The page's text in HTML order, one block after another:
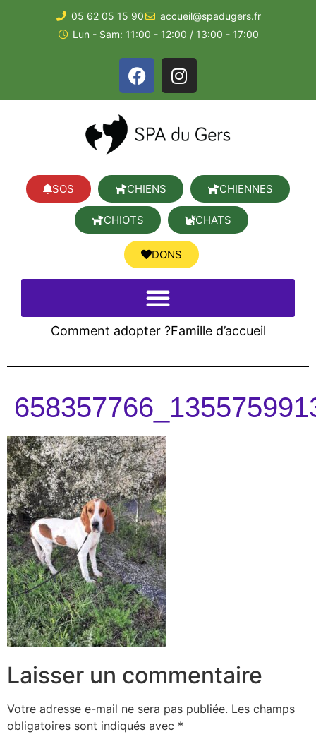
05 62 05 15 90
accueil@spadugers.fr
Lun - Sam: 11:00 - 12:00 / 13:00 - 17:00
SOS CHIENS CHIENNES
CHIOTS CHATS
DONS
Comment adopter ?Famille d’accueil
Laisser un commentaire
Votre adresse e-mail ne sera pas publiée. Les champs
obligatoires sont indiqués avec *